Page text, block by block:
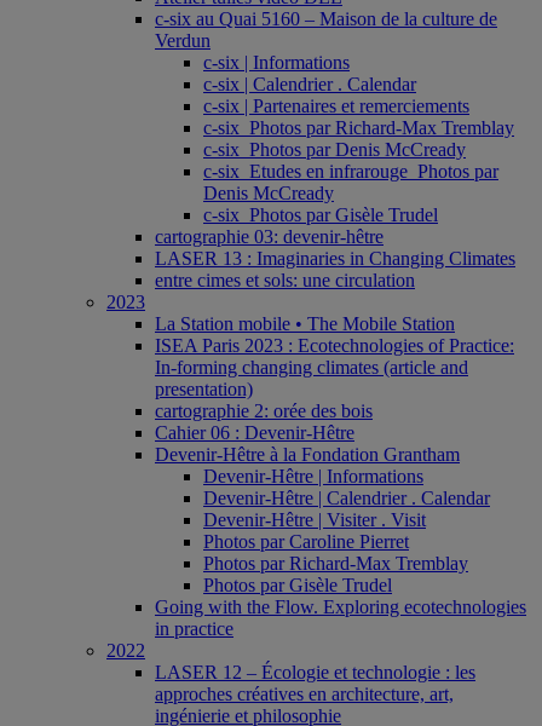
c-six au Quai 5160 – Maison de la culture de
Verdun
c-six | Informations
c-six | Calendrier . Calendar
c-six | Partenaires et remerciements
c-six_Photos par Richard-Max Tremblay
c-six_Photos par Denis McCready
c-six_Etudes en infrarouge_Photos par
Denis McCready
c-six_Photos par Gisèle Trudel
cartographie 03: devenir-hêtre
LASER 13 : Imaginaries in Changing Climates
entre cimes et sols: une circulation
2023
La Station mobile • The Mobile Station
ISEA Paris 2023 : Ecotechnologies of Practice:
In-forming changing climates (article and
presentation)
cartographie 2: orée des bois
Cahier 06 : Devenir-Hêtre
Devenir-Hêtre à la Fondation Grantham
Devenir-Hêtre | Informations
Devenir-Hêtre | Calendrier . Calendar
Devenir-Hêtre | Visiter . Visit
Photos par Caroline Pierret
Photos par Richard-Max Tremblay
Photos par Gisèle Trudel
Going with the Flow. Exploring ecotechnologies
in practice
2022
LASER 12 – Écologie et technologie : les
approches créatives en architecture, art,
ingénierie et philosophie